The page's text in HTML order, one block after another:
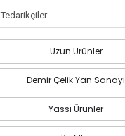
Tedarikçiler
Uzun Ürünler
Demir Çelik Yan Sanayi
Yassı Ürünler